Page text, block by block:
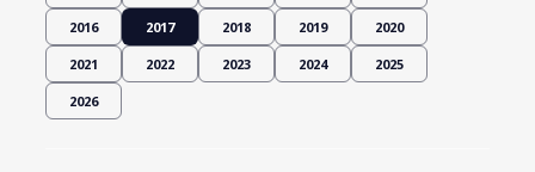
2016 2017 2018 2019 2020
2021 2022 2023 2024 2025
2026